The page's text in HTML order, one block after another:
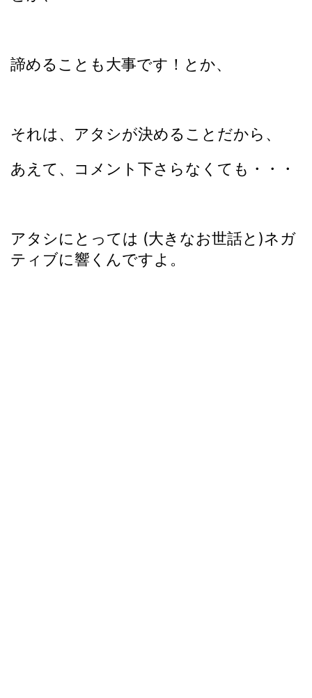
諦めることも大事です！とか、
それは、アタシが決めることだから、
あえて、コメント下さらなくても・・・
アタシにとっては (大きなお世話と)ネガ
ティブに響くんですよ。